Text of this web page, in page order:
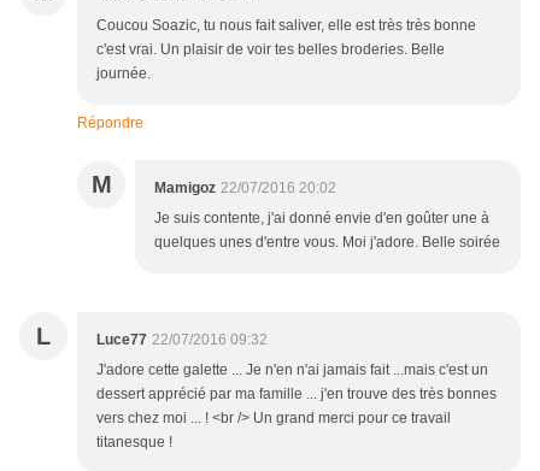
Coucou Soazic, tu nous fait saliver, elle est très très bonne
c'est vrai. Un plaisir de voir tes belles broderies. Belle
journée.
Répondre
M Mamigoz 22/07/2016 20:02
Je suis contente, j'ai donné envie d'en goûter une à
quelques unes d'entre vous. Moi j'adore. Belle soirée
L Luce77 22/07/2016 09:32
J'adore cette galette ... Je n'en n'ai jamais fait ...mais c'est un
dessert apprécié par ma famille ... j'en trouve des très bonnes
vers chez moi ... ! <br /> Un grand merci pour ce travail
titanesque !